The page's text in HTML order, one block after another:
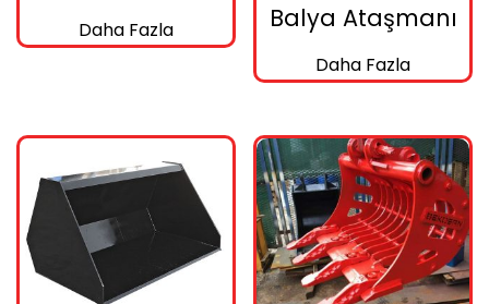
Daha Fazla Balya Ataşmanı
Daha Fazla